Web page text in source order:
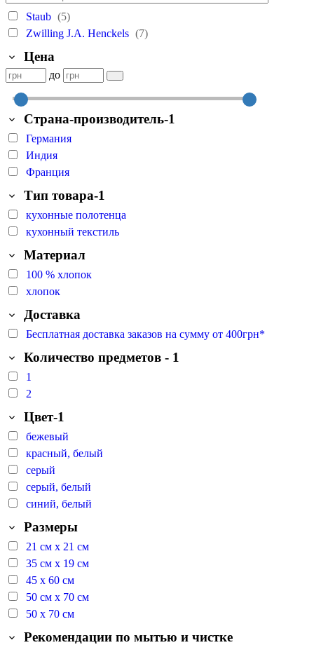
Staub (5)
Zwilling J.A. Henckels (7)
Цена
до
Страна-производитель-1
Германия
Индия
Франция
Тип товара-1
кухонные полотенца
кухонный текстиль
Материал
100 % хлопок
хлопок
Доставка
Бесплатная доставка заказов на сумму от 400грн*
Количество предметов - 1
1
2
Цвет-1
бежевый
красный, белый
серый
серый, белый
синий, белый
Размеры
21 см х 21 см
35 см х 19 см
45 х 60 см
50 см х 70 см
50 х 70 см
Рекомендации по мытью и чистке